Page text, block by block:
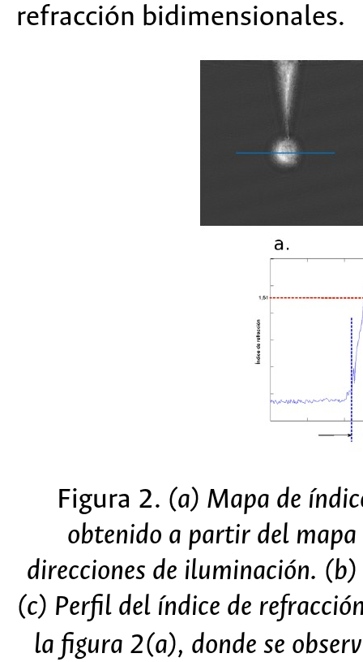
refracción bidimensionales.
Figura 2. (a) Mapa de
obtenido a partir del mapa
direcciones de iluminación.
(c) Perfil del índice de
la figura 2(a), donde se